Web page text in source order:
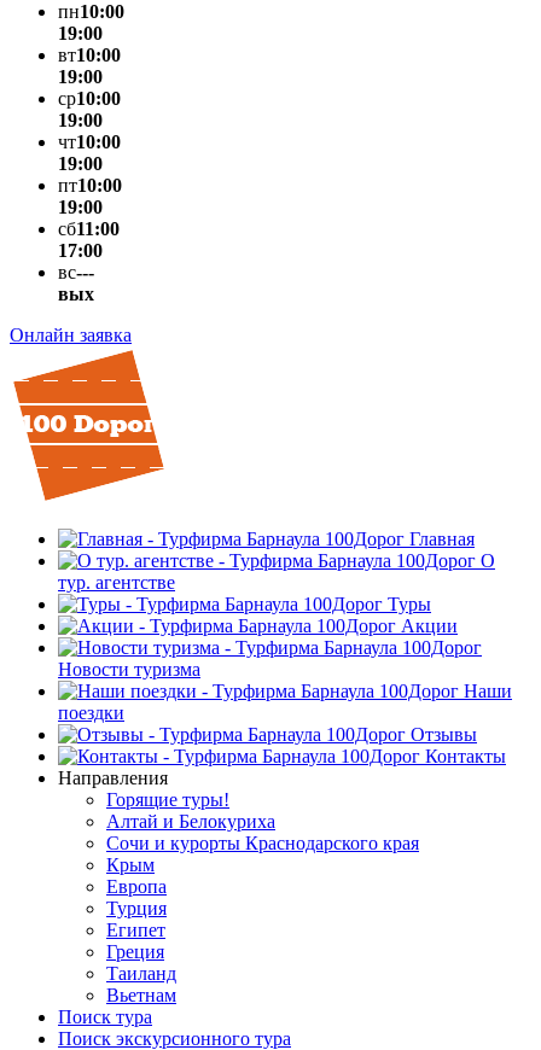
пн10:00
19:00
вт10:00
19:00
ср10:00
19:00
чт10:00
19:00
пт10:00
19:00
сб11:00
17:00
вс---
вых
Онлайн заявка
Главная
О
тур. агентстве
Туры
Акции
Новости туризма
Наши
поездки
Отзывы
Контакты
Направления
Горящие туры!
Алтай и Белокуриха
Сочи и курорты Краснодарского края
Крым
Европа
Турция
Египет
Греция
Таиланд
Вьетнам
Поиск тура
Поиск экскурсионного тура